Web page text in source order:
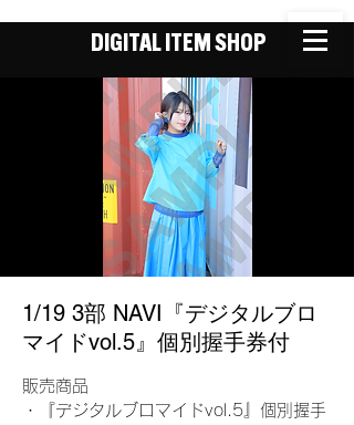
DIGITAL ITEM SHOP
1/19 3部 NAVI『デジタルブロ
マイドvol.5』個別握手券付
販売商品
・『デジタルブロマイドvol.5』個別握手